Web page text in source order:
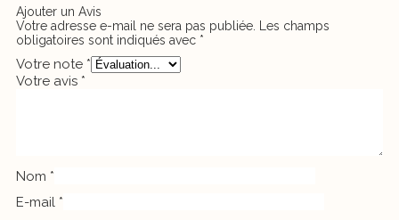
Ajouter un Avis
Votre adresse e-mail ne sera pas publiée. Les champs
obligatoires sont indiqués avec *
Votre note *
Votre avis *
Nom *
E-mail *